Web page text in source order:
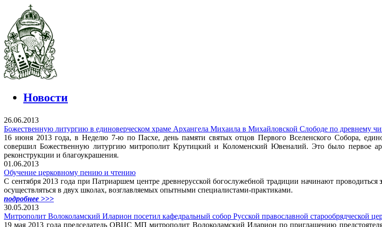
Новости
26.06.2013
Божественную литургию в единоверческом храме Архангела Михаила в Михайловской Слободе по древнему
16 июня 2013 года, в Неделю 7-ю по Пасхе, день памяти святых отцов Первого Вселенского Собора,
совершил Божественную литургию митрополит Крутицкий и Коломенский Ювеналий. Это было первое
реконструкции и благоукрашения.
01.06.2013
Обучение церковному пению и чтению
С сентября 2013 года при Патриаршем центре древнерусской богослужебной традиции начинают проводиться
осуществляться в двух школах, возглавляемых опытными специалистами-практиками.
подробнее >>>
30.05.2013
Митрополит Волоколамский Иларион посетил кафедральный собор Русской православной старообрядческой
19 мая 2013 года председатель ОВЦС МП митрополит Волоколамский Иларион по приглашению